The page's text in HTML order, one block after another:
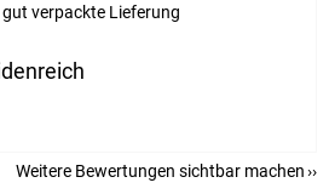
verpackte Lieferung
beträgt 5 von 5 Sternen.
Weitere Bewertungen sichtbar machen